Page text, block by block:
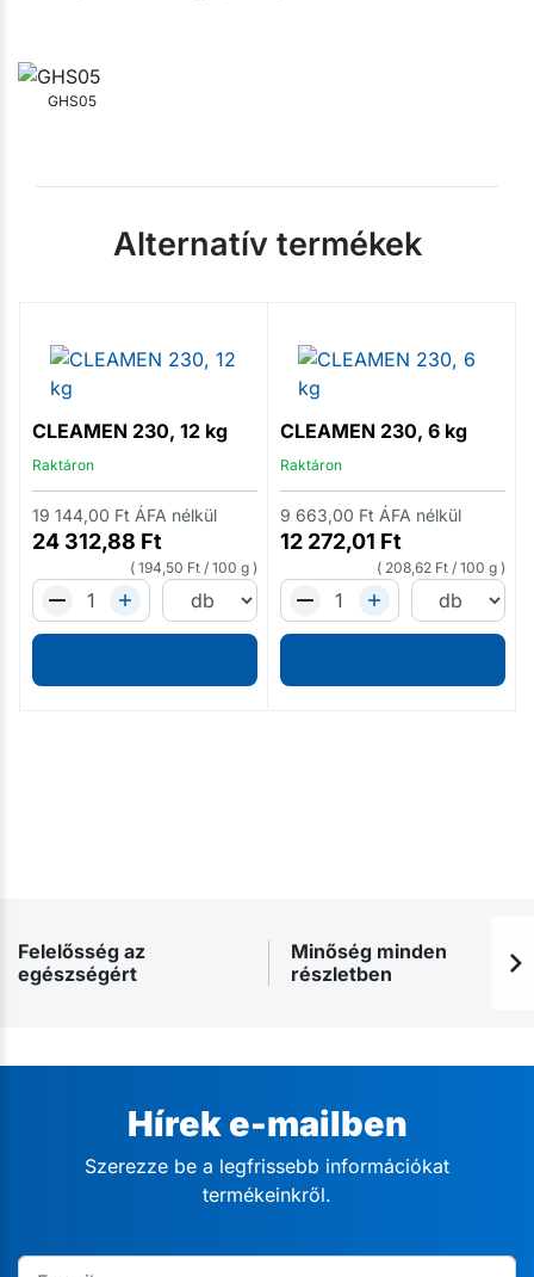
GHS05
Alternatív termékek
CLEAMEN 230, 12 kg
Raktáron
24 312,88 Ft
19 144,00 Ft ÁFA nélkül
194,50 Ft/ 100 g
CLEAMEN 230, 6 kg
Raktáron
12 272,01 Ft
9 663,00 Ft ÁFA nélkül
208,62 Ft /100 g
Felelősség az
egészségért
Minőség minden
részletben
Hírek e-mailben
Szerezze be a legfrissebb információkat
termékeinkről.